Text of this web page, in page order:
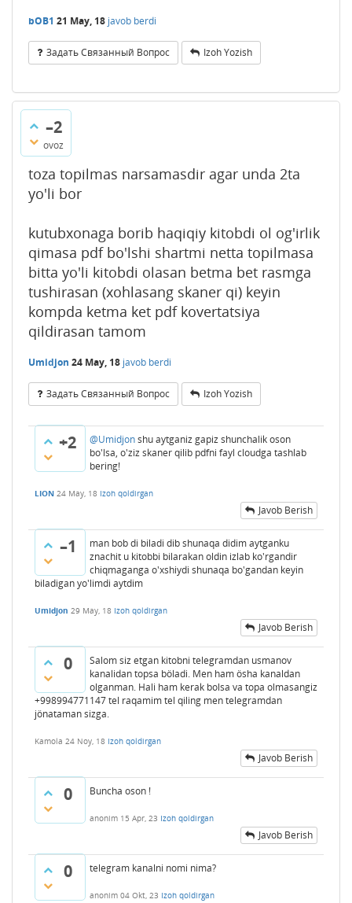
bOB1 21 May, 18 javob berdi
Задать Связанный Вопрос Izoh Yozish
–2
ovoz
toza topilmas narsamasdir agar unda 2ta
yo'li bor
kutubxonaga borib haqiqiy kitobdi ol og'irlik
qimasa pdf bo'lshi shartmi netta topilmasa
bitta yo'li kitobdi olasan betma bet rasmga
tushirasan (xohlasang skaner qi) keyin
kompda ketma ket pdf kovertatsiya
qildirasan tamom
Umidjon 24 May, 18 javob berdi
Задать Связанный Вопрос Izoh Yozish
+2 @Umidjonshu aytganiz gapiz shunchalik oson
bo'lsa, o'ziz skaner qilib pdfni fayl cloudga tashlab
bering!
LION 24 May, 18 Izoh qoldirgan
Javob Berish
–1
man bob di biladi dib shunaqa didim aytganku
znachit u kitobbi bilarakan oldin izlab ko'rgandir
chiqmaganga o'xshiydi shunaqa bo'gandan keyin
biladigan yo'limdi aytdim
Umidjon 29 May, 18 Izoh qoldirgan
Javob Berish
0
Salom siz etgan kitobni telegramdan usmanov
kanalidan topsa böladi. Men ham ösha kanaldan
olganman. Hali ham kerak bolsa va topa olmasangiz
+998994771147 tel raqamim tel qiling men telegramdan
jönataman sizga.
Kamola 24 Noy, 18 Izoh qoldirgan
Javob Berish
0 Buncha oson !
anonim 15 Apr, 23 Izoh qoldirgan
Javob Berish
0 telegram kanalni nomi nima?
anonim 04 Okt, 23 Izoh qoldirgan